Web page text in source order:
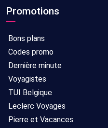
Promotions
Bons plans
Codes promo
Dernière minute
Voyagistes
TUI Belgique
Leclerc Voyages
Pierre et Vacances